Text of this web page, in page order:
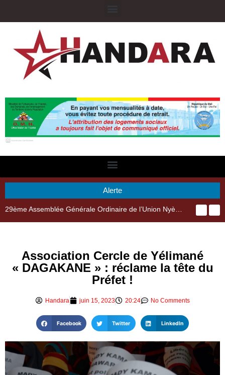
Alerte
29ème Assemblée Générale Ordinaire de l’Union Nyèsigiso : L’encours total des dépôts des membres passé de 18 milliards en 2024 à 21 milliards en 2025
Association Cercle de Yélimané
« DAGAKANE » : réclame la tête du
Préfet !
Handara juin 15, 2023 20:24 No Comments
Facebook Twitter LinkedIn